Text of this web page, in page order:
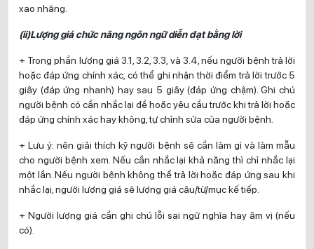
xao nhãng.
(ii)Lượng giá chức năng ngôn ngữ diễn đạt bằng lời
+ Trong phần lượng giá 3.1, 3.2, 3.3, và 3.4, nếu người bệnh trả lời
hoặc đáp ứng chính xác, có thể ghi nhận thời điểm trả lời trước 5
giây (đáp ứng nhanh) hay sau 5 giây (đáp ứng chậm). Ghi chú
người bệnh có cần nhắc lại đề hoặc yêu cầu trước khi trả lời hoặc
đáp ứng chính xác hay không, tự chỉnh sửa của người bệnh.
+ Lưu ý: nên giải thích kỹ người bệnh sẽ cần làm gì và làm mẫu
cho người bệnh xem. Nếu cần nhắc lại khả năng thì chỉ nhắc lại
một lần. Nếu người bệnh không thể trả lời hoặc đáp ứng sau khi
nhắc lại, người lượng giá sẽ lượng giá câu/từ/mục kế tiếp.
+ Người lượng giá cần ghi chú lỗi sai ngữ nghĩa hay âm vị (nếu
có).